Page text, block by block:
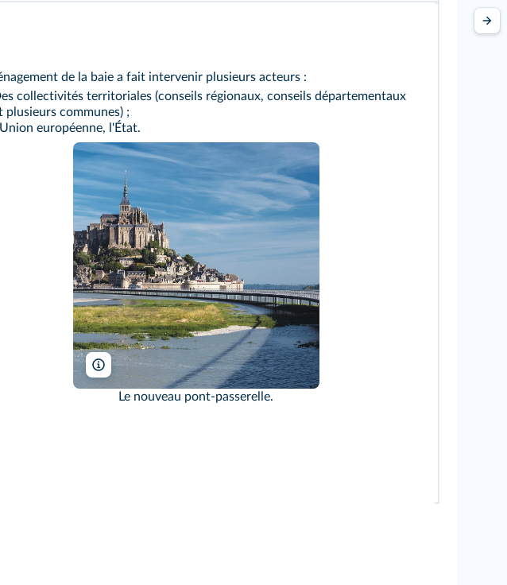
de la baie a fait intervenir plusieurs acteurs :
collectivités territoriales (conseils régionaux, conseils départementaux
plusieurs communes) ;
européenne, l'État.
P. Larcher/Wikimedia
Le nouveau pont-passerelle.